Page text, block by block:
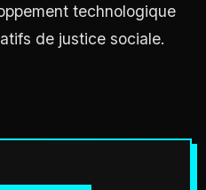
technologique
de justice sociale.